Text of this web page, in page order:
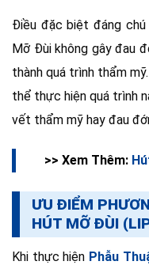
Điều đặc biệt đáng
Mỡ Đùi không gây đau
thành quá trình thẩm
thể thực hiện quá trình
vết thẩm mỹ hay đau
>> Xem Thêm:
ƯU ĐIỂM
HÚT MỠ ĐÙI
Khi thực hiện Phẫu